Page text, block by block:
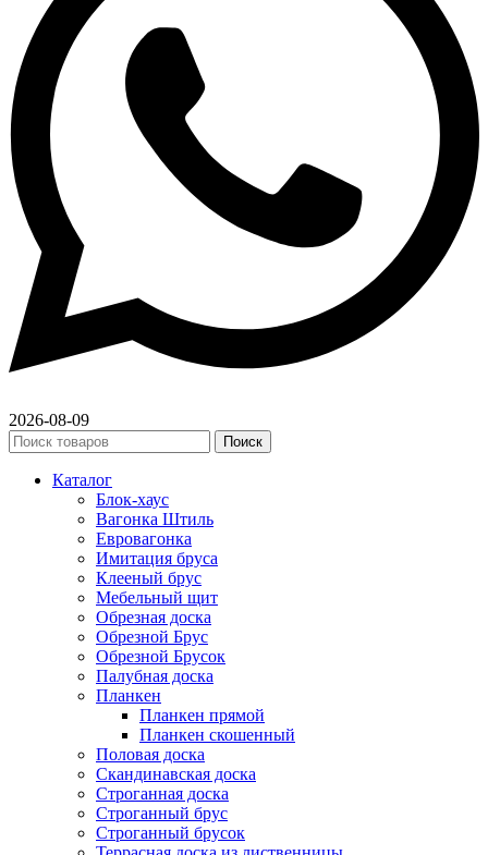
2026-08-09
Поиск
Каталог
Блок-хаус
Вагонка Штиль
Евровагонка
Имитация бруса
Клееный брус
Мебельный щит
Обрезная доска
Обрезной Брус
Обрезной Брусок
Палубная доска
Планкен
Планкен прямой
Планкен скошенный
Половая доска
Скандинавская доска
Строганная доска
Строганный брус
Строганный брусок